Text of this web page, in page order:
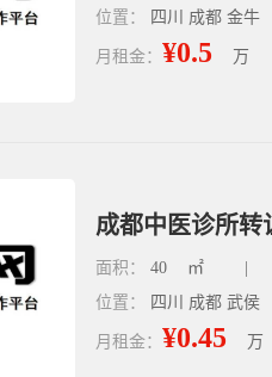
位置：
四川 成都 金牛
月租金： ¥0.5 万
成都中医诊所转
面积： 40 ㎡
位置：
四川 成都 武侯
月租金： ¥0.45 万